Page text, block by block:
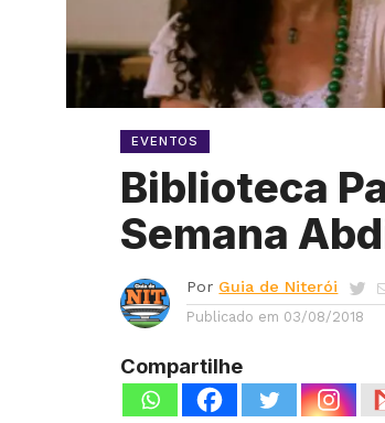
EVENTOS
Biblioteca
Semana
Por Guia de Niterói
Publicado em 03/08/2018
Compartilhe